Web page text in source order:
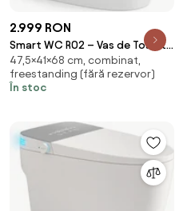
2.999 RON
Smart WC R02 – Vas de Toaletă
Inteligent cu rezervor integrat,
deschidere automată, spălare
cu apă caldă, uscare, senzor de
LED, evacuare P-Trap, Alb
47,5×41×68 cm, combinat,
freestanding (fără rezervor)
În stoc